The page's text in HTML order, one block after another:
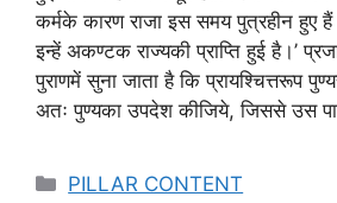
कर्मके कारण राजा इस समय पुत्रहीन हुए
इन्हें अकण्टक राज्यकी प्राप्ति हुई है।’
पुराणमें सुना जाता है कि प्रायश्चित्तरूप
अतः पुण्यका उपदेश कीजिये, जिससे उस
Categories
PILLAR CONTENT